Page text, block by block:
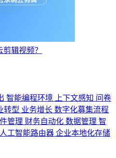
辑视频？
智能编程环境 上下文感知 问卷
转型 业务增长 数字化募集流程
管理 财务自动化 数据管理 智
人工智能路由器 企业本地化存储